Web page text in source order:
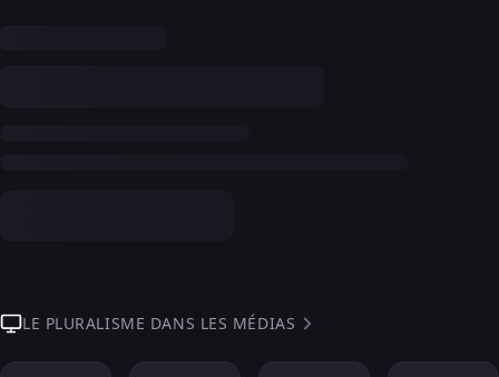
LE PLURALISME DANS LES MÉDIAS